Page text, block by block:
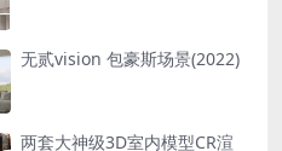
无贰vision 包豪斯场景(2022)
两套大神级3D室内模型CR渲